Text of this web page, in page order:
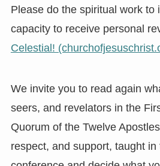
Please do the spiritual work to
capacity to receive personal
Celestial!
We invite you to read again
seers, and revelators in the
Quorum of the Twelve
respect, and support, taught in